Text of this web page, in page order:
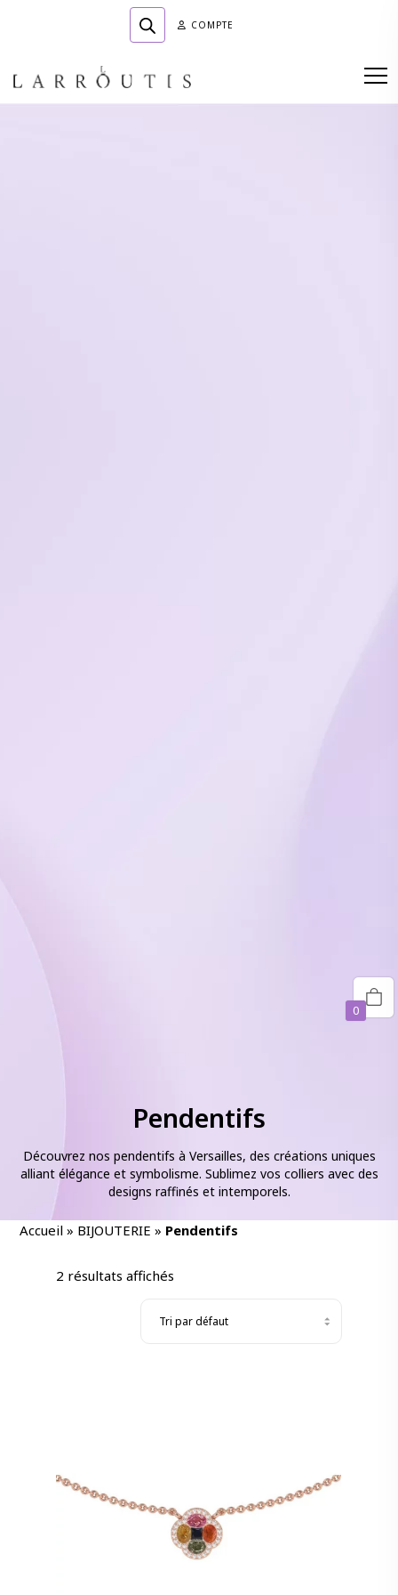
COMPTE
Pendentifs
Découvrez nos pendentifs à Versailles, des créations uniques
alliant élégance et symbolisme. Sublimez vos colliers avec des
designs raffinés et intemporels.
Accueil » BIJOUTERIE » Pendentifs
2 résultats affichés
0